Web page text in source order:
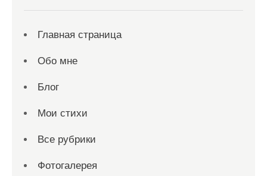
Главная страница
Обо мне
Блог
Мои стихи
Все рубрики
Фотогалерея